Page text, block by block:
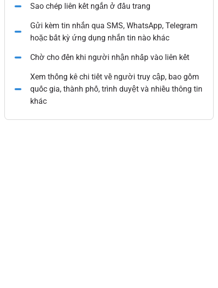
Sao chép liên kết ngắn ở đầu trang
Gửi kèm tin nhắn qua SMS, WhatsApp, Telegram
hoặc bất kỳ ứng dụng nhắn tin nào khác
Chờ cho đến khi người nhận nhấp vào liên kết
Xem thống kê chi tiết về người truy cập, bao gồm
quốc gia, thành phố, trình duyệt và nhiều thông tin
khác